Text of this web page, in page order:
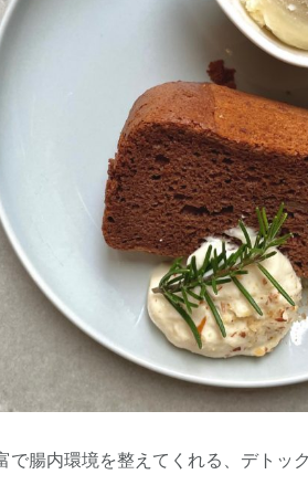
で腸内環境を整えてくれる、デトッ